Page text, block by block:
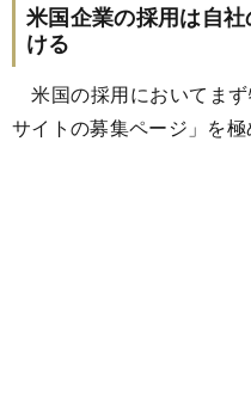
米国企業の採用は自
ける
米国の採用においてま
サイトの募集ページ」を極